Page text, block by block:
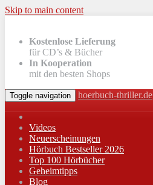
Skip to main content
Kostenlose Lieferung
für CD’s & Bücher
In Kooperation
mit den besten Shops
Toggle navigation hoerbuch-thriller.de
Videos
Neuerscheinungen
Hörbuch Bestseller 2026
Top 100 Hörbücher
Geheimtipps
Blog